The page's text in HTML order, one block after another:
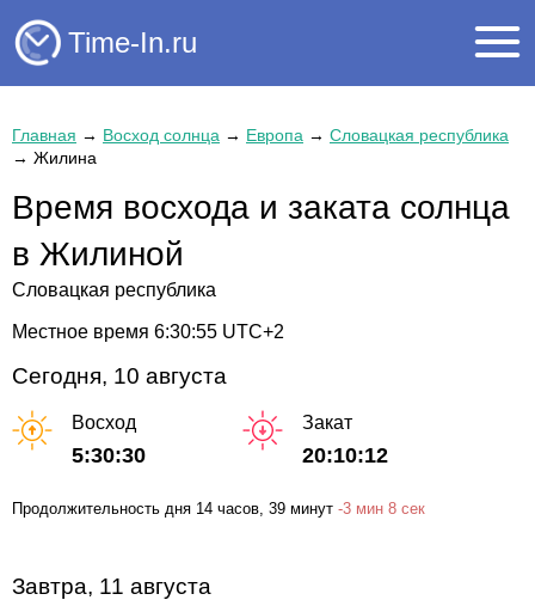
Time-In.ru
Главная → Восход солнца → Европа → Словацкая республика
→ Жилина
Время восхода и заката солнца
в Жилиной
Словацкая республика
Местное время 6:30:55 UTC+2
Сегодня, 10 августа
Восход
5:30:30
Закат
20:10:12
Продолжительность дня 14 часов , 39 минут -3 мин 8 сек
Завтра, 11 августа